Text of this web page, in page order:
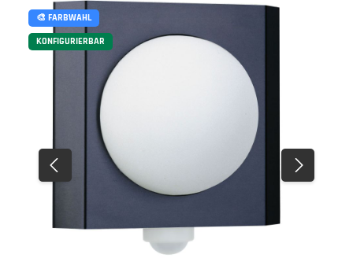
🎨 FARBWAHL
KONFIGURIERBAR